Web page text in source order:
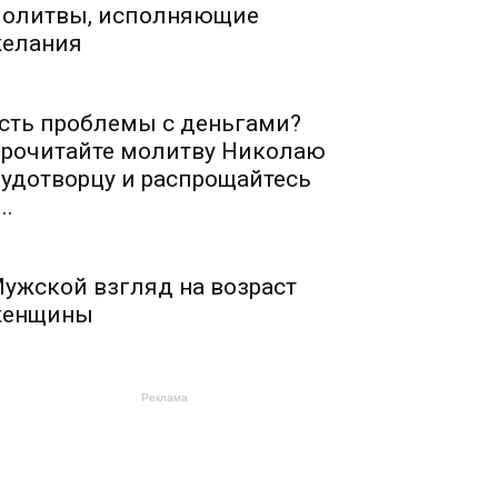
исполняющие
проблемы с деньгами?
молитву Николаю
и распрощайтесь
взгляд на возраст
Реклама